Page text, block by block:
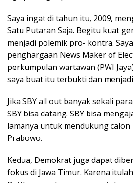
Saya ingat di tahun itu, 2009,
Satu Putaran Saja. Begitu kuat
menjadi polemik pro- kontra.
penghargaan News Maker of
perkumpulan wartawan (PWI
saya buat itu terbukti dan
Jika SBY all out banyak sekali
SBY bisa datang. SBY bisa
lamanya untuk mendukung
Prabowo.
Kedua, Demokrat juga dapat
fokus di Jawa Timur. Karena